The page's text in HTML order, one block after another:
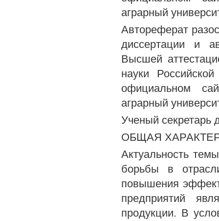
аграрный
Автореферат
диссертации и
Высшей
науки
официальном
аграрный
Ученый секретарь
ОБЩАЯ
Актуальность
борьбы в
повышения
предприятий
продукции. В